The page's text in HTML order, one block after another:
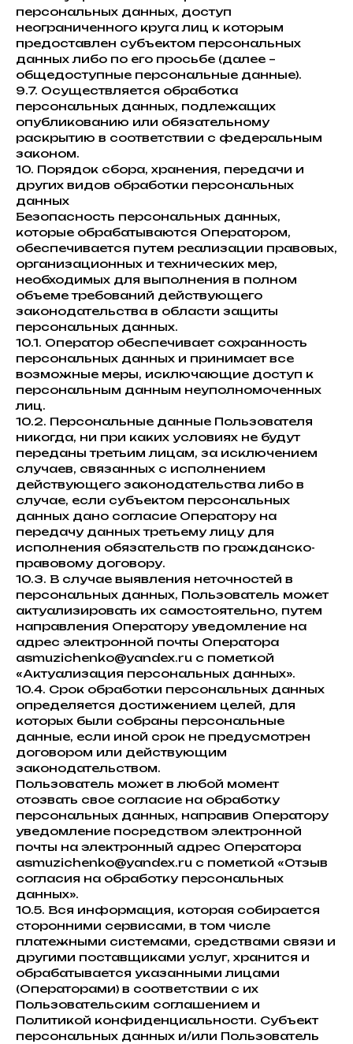
персональных данных, доступ
неограниченного круга лиц к которым
предоставлен субъектом персональных
данных либо по его просьбе (далее –
общедоступные персональные данные).
9.7. Осуществляется обработка
персональных данных, подлежащих
опубликованию или обязательному
раскрытию в соответствии с федеральным
законом.
10. Порядок сбора, хранения, передачи и
других видов обработки персональных
данных
Безопасность персональных данных,
которые обрабатываются Оператором,
обеспечивается путем реализации правовых,
организационных и технических мер,
необходимых для выполнения в полном
объеме требований действующего
законодательства в области защиты
персональных данных.
10.1. Оператор обеспечивает сохранность
персональных данных и принимает все
возможные меры, исключающие доступ к
персональным данным неуполномоченных
лиц.
10.2. Персональные данные Пользователя
никогда, ни при каких условиях не будут
переданы третьим лицам, за исключением
случаев, связанных с исполнением
действующего законодательства либо в
случае, если субъектом персональных
данных дано согласие Оператору на
передачу данных третьему лицу для
исполнения обязательств по гражданско-
правовому договору.
10.3. В случае выявления неточностей в
персональных данных, Пользователь может
актуализировать их самостоятельно, путем
направления Оператору уведомление на
адрес электронной почты Оператора
asmuzichenko@yandex.ru с пометкой
«Актуализация персональных данных».
10.4. Срок обработки персональных данных
определяется достижением целей, для
которых были собраны персональные
данные, если иной срок не предусмотрен
договором или действующим
законодательством.
Пользователь может в любой момент
отозвать свое согласие на обработку
персональных данных, направив Оператору
уведомление посредством электронной
почты на электронный адрес Оператора
asmuzichenko@yandex.ru с пометкой «Отзыв
согласия на обработку персональных
данных».
10.5. Вся информация, которая собирается
сторонними сервисами, в том числе
платежными системами, средствами связи и
другими поставщиками услуг, хранится и
обрабатывается указанными лицами
(Операторами) в соответствии с их
Пользовательским соглашением и
Политикой конфиденциальности. Субъект
персональных данных и/или Пользователь